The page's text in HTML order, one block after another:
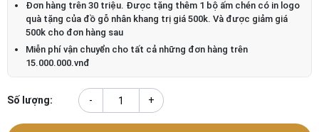
Đơn hàng trên 30 triệu. Được tặng thêm 1 bộ ấm chén có in logo
quà tặng của đồ gỗ nhân khang trị giá 500k. Và được giảm giá
500k cho đơn hàng sau
Miễn phí vận chuyển cho tất cả những đơn hàng trên
15.000.000.vnđ
Số lượng: - +